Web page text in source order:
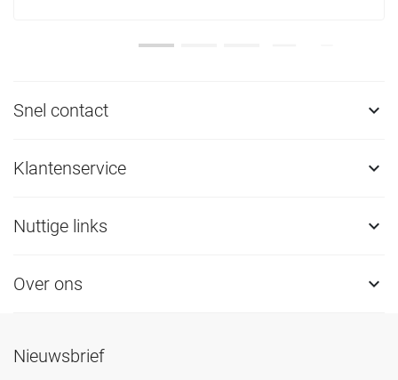
Snel contact 
Klantenservice 
Nuttige links 
Over ons 
Nieuwsbrief